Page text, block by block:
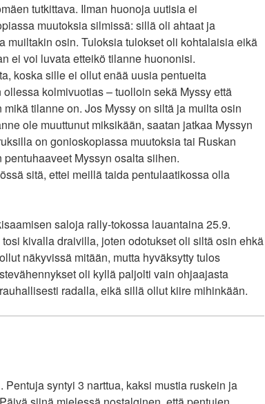
tutkittava. Ilman huonoja uutisia ei
muutoksia silmissä: sillä oli ahtaat ja
muiltakin osin. Tuloksia tulokset oli kohtalaisia eikä
ei voi luvata etteikö tilanne huononisi.
koska sille ei ollut enää uusia pentueita
kolmivuotias – tuolloin sekä Myssy että
tilanne on. Jos Myssy on siltä ja muilta osin
ole muuttunut miksikään, saatan jatkaa Myssyn
on gonioskopiassa muutoksia tai Ruskan
Myssyn osalta siihen.
sitä, ettei meillä taida pentulaatikossa olla
saloja rally-tokossa lauantaina 25.9.
kivalla draivilla, joten odotukset oli siltä osin ehkä
näkyvissä mitään, mutta hyväksytty tulos
oli kyllä paljolti vain ohjaajasta
radalla, eikä sillä ollut kiire mihinkään.
syntyi 3 narttua, kaksi mustia ruskein ja